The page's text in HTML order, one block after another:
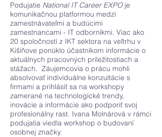
Podujatie National IT Career EXPOje
komunikačnou platformou medzi
zamestnávateľmi a budúcimi
zamestnancami - IT odborníkmi. Viac ako
20 spoločností z IKT sektora na veľtrhu v
Kišiňove ponúklo účastníkom informácie o
aktuálnych pracovných príležitostiach a
stážach. Záujemcovia o prácu mohli
absolvovať individuálne konzultácie s
firmami a prihlásiť sa na workshopy
zamerané na technologické trendy,
inovácie a informácie ako podporiť svoj
profesionálny rast. Ivana Molnárová v rámci
podujatia viedla workshop o budovaní
osobnej značky.